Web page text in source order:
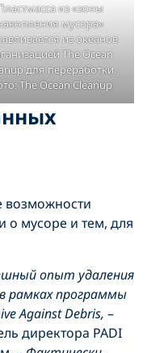
из «зоны
мусора»
из океанов
The Ocean
для переработки.
The Ocean Cleanup
возможности
мусоре и тем, для
опыт удаления
рамках программы
AgainstDebris, –
директора PADI